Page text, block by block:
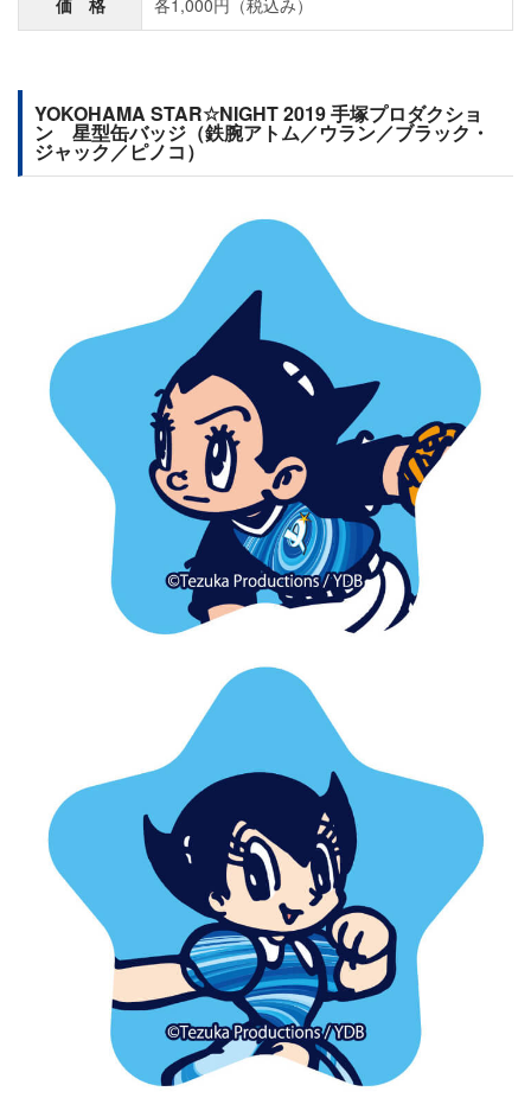
YOKOHAMA STAR☆NIGHT 2019 手塚プロダクショ
ン 星型缶バッジ（鉄腕アトム／ウラン／ブラック・
ジャック／ピノコ）